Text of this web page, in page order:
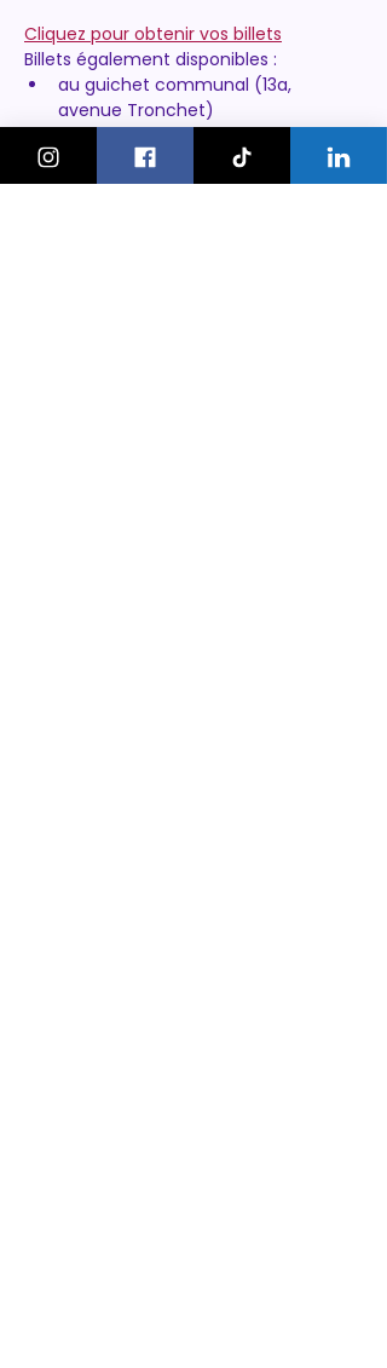
Cliquez pour obtenir vos billets
Billets également disponibles :
au guichet communal (13a,
avenue Tronchet)
Aucune réservation par email